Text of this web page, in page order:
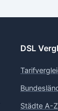
DSL
Städte A-Z